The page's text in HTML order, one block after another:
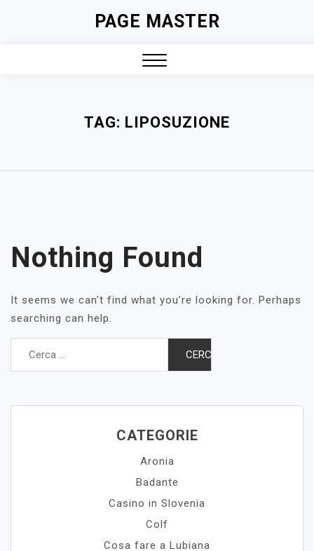
PAGE MASTER
TAG: LIPOSUZIONE
Nothing Found
It seems we can’t find what you’re looking for. Perhaps
searching can help.
Ricerca
per:
CATEGORIE
Aronia
Badante
Casino in Slovenia
Colf
Cosa fare a Lubiana